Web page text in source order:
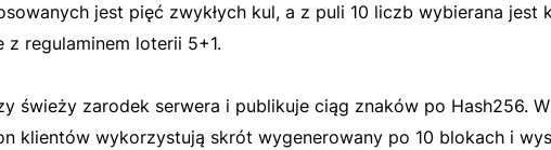
jest pięć zwykłych kul, a z puli 10 liczb wybierana jest
z regulaminem loterii 5+1.
świeży zarodek serwera i publikuje ciąg znaków po Hash256. W
klientów wykorzystują skrót wygenerowany po 10 blokach i